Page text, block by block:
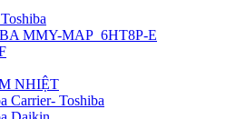
MMY-MAP_6HT8P-E
NHIỆT
Carrier- Toshiba